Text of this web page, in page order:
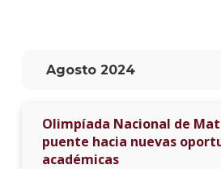
Agosto 2024
Olimpíada Nacional de
puente hacia nuevas
académicas